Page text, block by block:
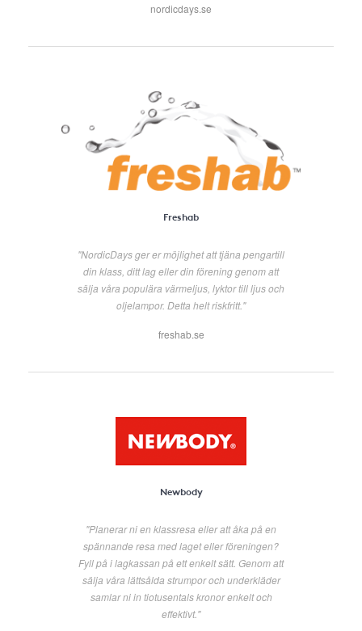
nordicdays.se
Freshab
"NordicDays ger er möjlighet att tjäna pengartill
din klass, ditt lag eller din förening genom att
sälja våra populära värmeljus, lyktor till ljus och
oljelampor. Detta helt riskfritt."
freshab.se
Newbody
"Planerar ni en klassresa eller att åka på en
spännande resa med laget eller föreningen?
Fyll på i lagkassan på ett enkelt sätt. Genom att
sälja våra lättsålda strumpor och underkläder
samlar ni in tiotusentals kronor enkelt och
effektivt."